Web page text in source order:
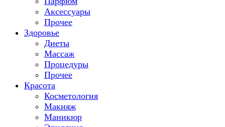
Аксессуары
Прочее
Здоровье
Диеты
Массаж
Процедуры
Прочее
Красота
Косметология
Макияж
Маникюр